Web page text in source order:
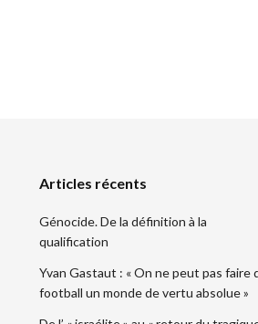
Articles récents
Génocide. De la définition à la
qualification
Yvan Gastaut : « On ne peut pas faire
football un monde de vertu absolue »